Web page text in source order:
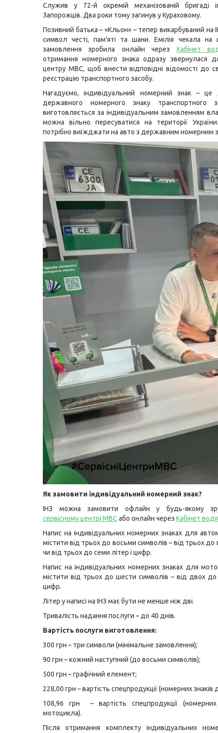
Служив у 72-й окремій механізованій бригаді
Запорожців. Два роки тому загинув у Кураховому.
Позивний батька – «Кльон» – тепер викарбуваний на
символ честі, пам’яті та шани. Емілія чекала
замовлення зробила онлайн через Кабінет
отримання номерного знака одразу звернулася
центру МВС, щоб внести відповідні відомості до
реєстрацію транспортного засобу.
Нагадуємо, індивідуальний номерний знак –
державного номерного знаку транспортного
виготовляється за індивідуальним замовленням
можна вільно пересуватися на території
потрібно виїжджати на авто з державним номерним
Як замовити індивідуальний номерний знак?
ІНЗ можна замовити офлайн у будь-якому
сервісному центрі МВС або онлайн через Кабінет
Напис на індивідуальних номерних знаках для
містити від трьох до восьми символів – від трьох до
чи від трьох до семи літер і цифр.
Напис на індивідуальних номерних знаках для
містити від трьох до шести символів – від двох до
цифр.
Літер у написі на ІНЗ має бути не менше ніж дві.
Тривалість надання послуги – до 40 днів.
Вартість послуги виготовлення:
300 грн – три символи (мінімальне замовлення);
90 грн – кожний наступний (до восьми символів);
500 грн – графічний елемент;
228,00 грн – вартість спецпродукції (номерних знаків
108,96 грн – вартість спецпродукції
мотоцикла).
Після отримання комплекту індивідуальних